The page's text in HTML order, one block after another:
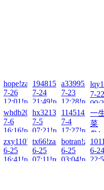
hope!zai!2026-
7-26
12:01!read!
1948157307!zai!2026-
7-24
21:49!read!
7-23
12:28!read!
7-22
whdb2000!zai!2026-
7-6
16:16!read!
hx3213155!zai!2026-
7-5
07:21!read!
7-4
17:27!read!
一
菜
鸟
7-4
zxy1107!zai!2026-
6-25
16:41!read!
tx66!zai!2026-
6-25
07:11!read!
6-25
03:04!read!
6-24